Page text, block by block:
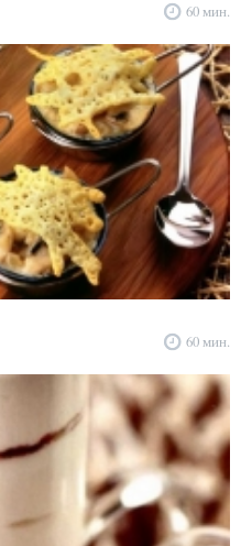
60 мин.
60 мин.